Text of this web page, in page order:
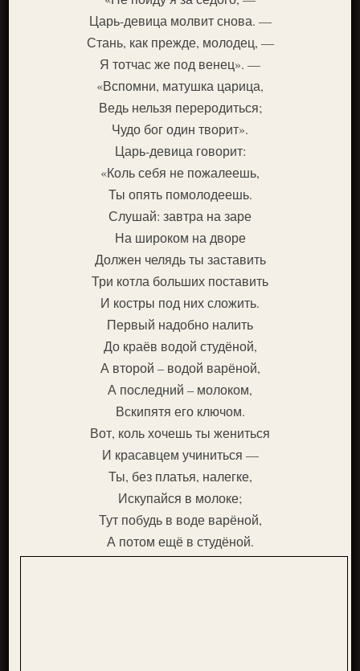
Царь-девица молвит снова. —
Стань, как прежде, молодец, —
Я тотчас же под венец». —
«Вспомни, матушка царица,
Ведь нельзя переродиться;
Чудо бог один творит».
Царь-девица говорит:
«Коль себя не пожалеешь,
Ты опять помолодеешь.
Слушай: завтра на заре
На широком на дворе
Должен челядь ты заставить
Три котла больших поставить
И костры под них сложить.
Первый надобно налить
До краёв водой студёной,
А второй – водой варёной,
А последний – молоком,
Вскипятя его ключом.
Вот, коль хочешь ты жениться
И красавцем учиниться —
Ты, без платья, налегке,
Искупайся в молоке;
Тут побудь в воде варёной,
А потом ещё в студёной.